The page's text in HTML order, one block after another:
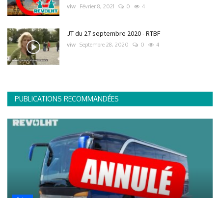
viw Février 8, 2021 0 4
JT du 27 septembre 2020 - RTBF
viw Septembre 28, 2020 0 4
PUBLICATIONS RECOMMANDÉES